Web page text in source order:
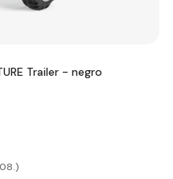
Trailer - negro